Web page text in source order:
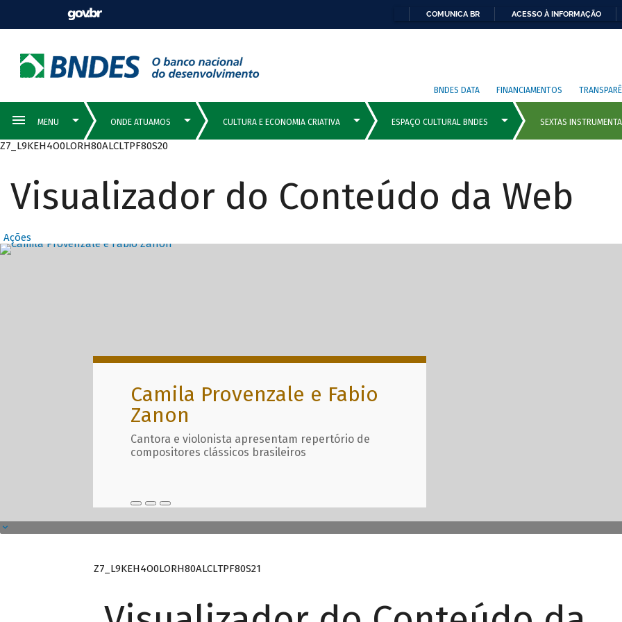
COMUNICA BR ACESSO À INFORMAÇÃO
BNDES DATA FINANCIAMENTOS
Z7_L9KEH4O0LORH80ALCLTPF80S20
Visualizador do Conteúdo da Web
Ações
Destaques Principais com
Camila Provenzale e Fabio
Zanon
Cantora e violonista apresentam repertório de
compositores clássicos brasileiros
Z7_L9KEH4O0LORH80ALCLTPF80S21